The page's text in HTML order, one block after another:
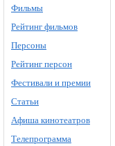
Фильмы
Рейтинг фильмов
Персоны
Рейтинг персон
Фестивали и премии
Статьи
Афиша кинотеатров
Телепрограмма